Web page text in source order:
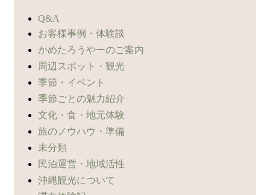
Q&A
お客様事例・体験談
かめたろうやーのご案内
周辺スポット・観光
季節・イベント
季節ごとの魅力紹介
文化・食・地元体験
旅のノウハウ・準備
未分類
民泊運営・地域活性
沖縄観光について